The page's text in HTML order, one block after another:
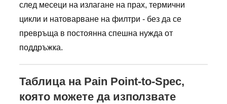
след месеци на излагане на прах, термични
цикли и натоварване на филтри - без да се
превръща в постоянна спешна нужда от
поддръжка.
Таблица на Pain Point-to-Spec,
която можете да използвате